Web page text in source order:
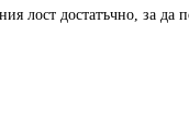
лост достатъчно, за да